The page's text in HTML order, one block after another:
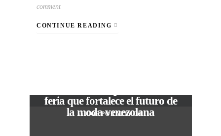
comment
CONTINUE READING
In CORPORATIVOS
feria que fortalece el futuro de
la moda venezolana